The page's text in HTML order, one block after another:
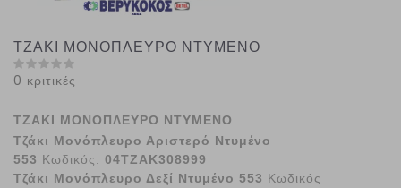
ΤΖΑΚΙ ΜΟΝΟΠΛΕΥΡΟ ΝΤΥΜΕΝΟ
0 κριτικές
ΤΖΑΚΙ ΜΟΝΟΠΛΕΥΡΟ ΝΤΥΜΕΝΟ
Τζάκι Μονόπλευρο Αριστερό Ντυμένο
553 Κωδικός: 04ΤΖΑΚ308999
Τζάκι Μονόπλευρο Δεξί Ντυμένο 553 Κωδικός